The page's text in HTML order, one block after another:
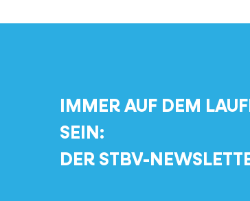
IMMER AUF DEM
SEIN:
DER STBV-